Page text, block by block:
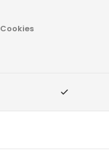
Cookies